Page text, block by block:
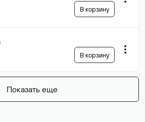
В корзину
В корзину
Показать еще